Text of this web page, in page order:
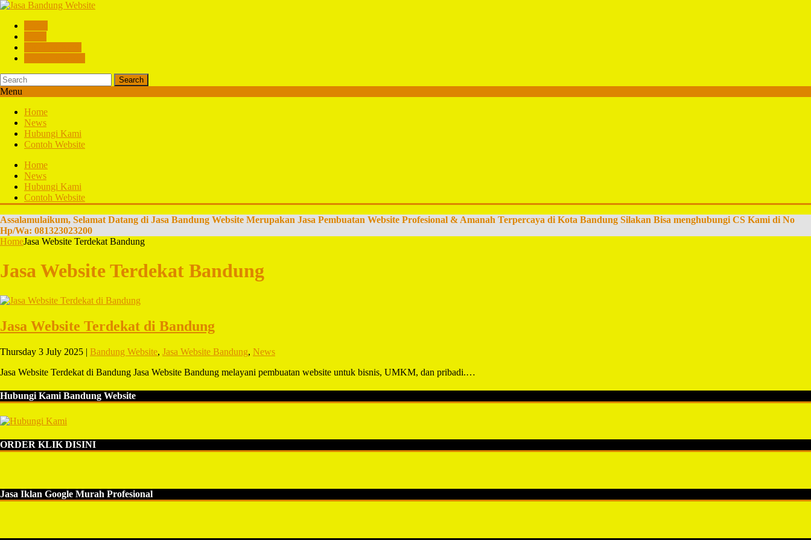
Search
Menu
Home
News
Hubungi Kami
Contoh Website
Home
News
Hubungi Kami
Contoh Website
Assalamulaikum, Selamat Datang di Jasa Bandung Website Merupakan Jasa Pembuatan Website Profesional & Amanah Terpercaya di Kota Bandung Silakan Bisa menghubungi CS Kami di No
Hp/Wa: 081323023200
HomeJasa Website Terdekat Bandung
Jasa Website Terdekat Bandung
Jasa Website Terdekat di Bandung
Thursday 3 July 2025 | Bandung Website, Jasa Website Bandung, News
Jasa Website Terdekat di Bandung Jasa Website Bandung melayani pembuatan website untuk bisnis, UMKM, dan pribadi.…
Hubungi Kami Bandung Website
ORDER KLIK DISINI
Jasa Iklan Google Murah Profesional